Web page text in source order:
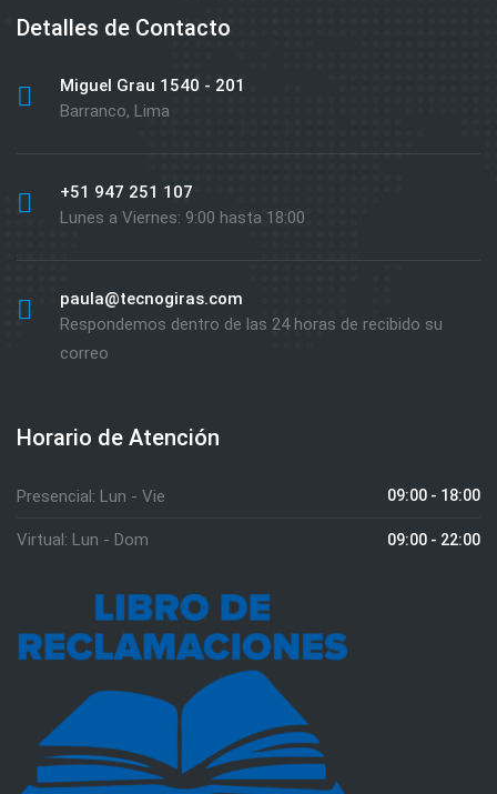
Detalles de Contacto
Miguel Grau 1540 - 201
Barranco, Lima
+51 947 251 107
Lunes a Viernes: 9:00 hasta 18:00
paula@tecnogiras.com
Respondemos dentro de las 24 horas de recibido su
correo
Horario de Atención
Presencial: Lun - Vie 09:00 - 18:00
Virtual: Lun - Dom 09:00 - 22:00